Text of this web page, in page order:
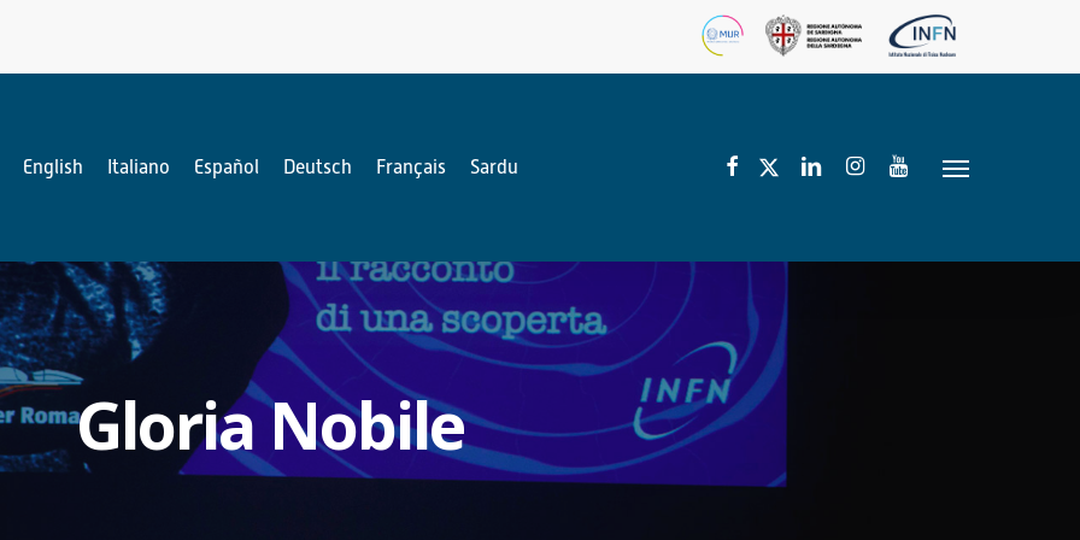
English
Italiano Español Deutsch Français Sardu facebooktwitterlinkedininstagramyoutubeMenu
Gloria Nobile